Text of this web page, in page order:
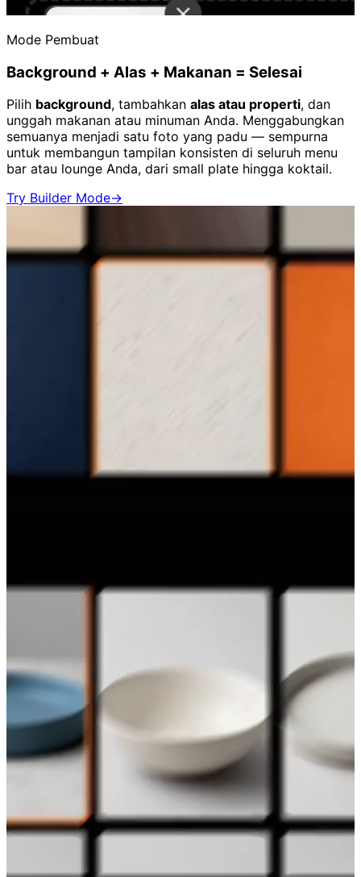
Mode Pembuat
Background + Alas + Makanan = Selesai
Pilih background, tambahkan alas atau properti, dan
unggah makanan atau minuman Anda. Menggabungkan
semuanya menjadi satu foto yang padu — sempurna
untuk membangun tampilan konsisten di seluruh menu
bar atau lounge Anda, dari small plate hingga koktail.
Try Builder Mode→